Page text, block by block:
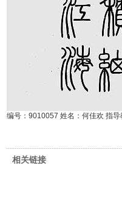
编号：9010057 姓名：何佳欢 指
相关链接